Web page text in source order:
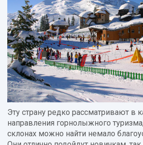
Эту страну редко рассматривают в
направления горнолыжного
склонах можно найти немало